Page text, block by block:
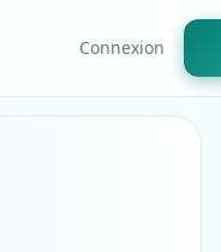
Connexion